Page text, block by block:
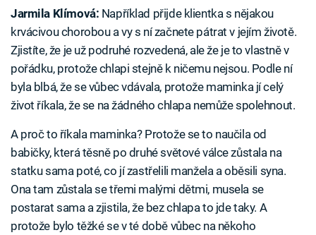
Jarmila Klímová: Například přijde klientka s nějakou
krvácivou chorobou a vy s ní začnete pátrat v jejím životě.
Zjistíte, že je už podruhé rozvedená, ale že je to vlastně v
pořádku, protože chlapi stejně k ničemu nejsou. Podle ní
byla blbá, že se vůbec vdávala, protože maminka jí celý
život říkala, že se na žádného chlapa nemůže spolehnout.
A proč to říkala maminka? Protože se to naučila od
babičky, která těsně po druhé světové válce zůstala na
statku sama poté, co jí zastřelili manžela a oběsili syna.
Ona tam zůstala se třemi malými dětmi, musela se
postarat sama a zjistila, že bez chlapa to jde taky. A
protože bylo těžké se v té době vůbec na někoho